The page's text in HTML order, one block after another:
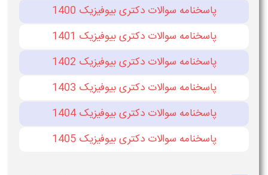
پاسخنامه سوالات دکتری بیوفیزیک 1400
پاسخنامه سوالات دکتری بیوفیزیک 1401
پاسخنامه سوالات دکتری بیوفیزیک 1402
پاسخنامه سوالات دکتری بیوفیزیک 1403
پاسخنامه سوالات دکتری بیوفیزیک 1404
پاسخنامه سوالات دکتری بیوفیزیک 1405